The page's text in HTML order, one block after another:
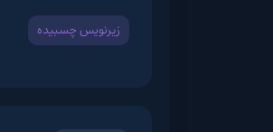
زیرنویس چسبیده